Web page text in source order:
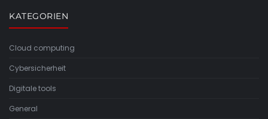
KATEGORIEN
Cloud computing
Cybersicherheit
Digitale tools
General